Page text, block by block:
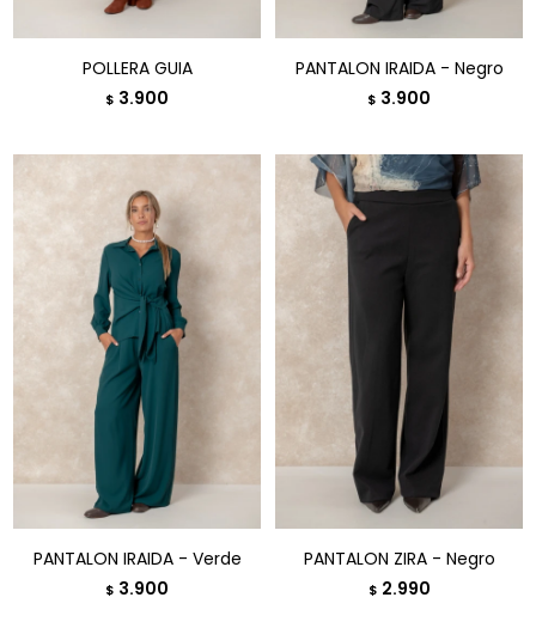
POLLERA GUIA
$ 3.900
PANTALON IRAIDA - Negro
$ 3.900
PANTALON IRAIDA - Verde
$ 3.900
PANTALON ZIRA - Negro
$ 2.990